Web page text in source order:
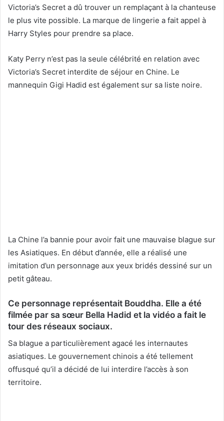
Victoria’s Secret a dû trouver un remplaçant à la chanteuse
le plus vite possible. La marque de lingerie a fait appel à
Harry Styles pour prendre sa place.
Katy Perry n’est pas la seule célébrité en relation avec
Victoria’s Secret interdite de séjour en Chine. Le
mannequin Gigi Hadid est également sur sa liste noire.
La Chine l’a bannie pour avoir fait une mauvaise blague sur
les Asiatiques. En début d’année, elle a réalisé une
imitation d’un personnage aux yeux bridés dessiné sur un
petit gâteau.
Ce personnage représentait Bouddha. Elle a été
filmée par sa sœur Bella Hadid et la vidéo a fait le
tour des réseaux sociaux.
Sa blague a particulièrement agacé les internautes
asiatiques. Le gouvernement chinois a été tellement
offusqué qu’il a décidé de lui interdire l’accès à son
territoire.